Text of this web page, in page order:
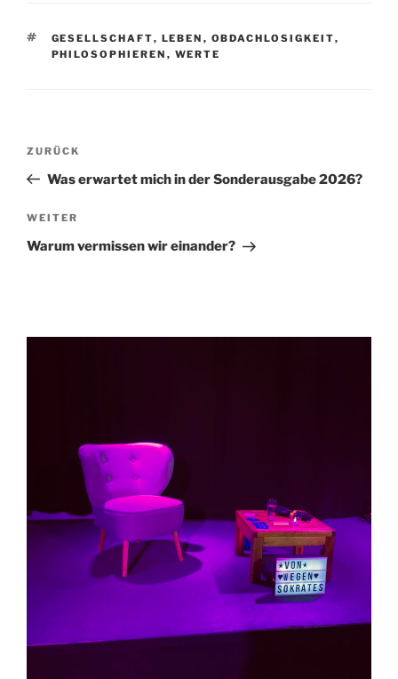
SCHLAGWÖRTER
GESELLSCHAFT, LEBEN , OBDACHLOSIGKEIT,
PHILOSOPHIEREN , WERTE
Beitragsnavigation
Vorheriger
Beitrag
ZURÜCK
Was erwartet mich in der Sonderausgabe 2026?
Nächster
Beitrag
WEITER
Warum vermissen wir einander?